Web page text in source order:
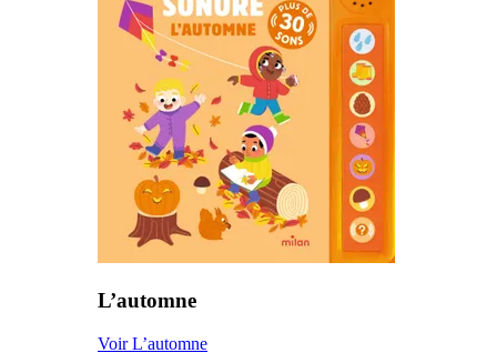
L’automne
Voir L’automne